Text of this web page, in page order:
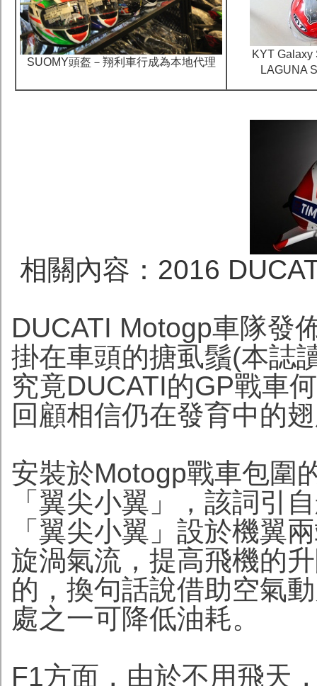
SUOMY頭盔－翔利車行成為本地代理
KYT Galaxy
LAGUNA
相關內容：2016
DUCATI Motogp車隊發
掛在車頭的搪虱鬚(本誌
究竟DUCATI的GP戰車
回顧相信仍在發育中的
安裝於Motogp戰車包圍
「翼尖小翼」，該詞引
「翼尖小翼」設於機翼
旋渦氣流，提高飛機的
的，換句話說借助空氣
處之一可降低油耗。
F1方面，由於不用飛天